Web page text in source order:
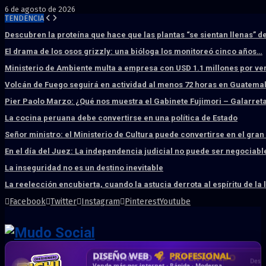
6 de agosto de 2026
TENDENCIA
Descubren la proteína que hace que las plantas “se sientan llenas”
El drama de los osos grizzly: una bióloga los monitoreó cinco años…
Ministerio de Ambiente multa a empresa con USD 1.1 millones por
Volcán de Fuego seguirá en actividad al menos 72 horas en
Pier Paolo Marzo: ¿Qué nos muestra el Gabinete Fujimori –
La cocina peruana debe convertirse en una política de Estado
Señor ministro: el Ministerio de Cultura puede convertirse en el
En el día del Juez: La independencia judicial no puede ser
La inseguridad no es un destino inevitable
La reelección encubierta, cuando la astucia derrota al espíritu de la
Facebook Twitter Instagram PinterestYoutube
HOSTING SSD SÚPER RÁPIDO
DISEÑO WEB PROFESIONAL
CRM & DASHBOARD A MEDIDA
CORREO CORPORATIVO